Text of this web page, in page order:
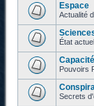
Espace
Actualité
État
Pouvoirs
Secrets